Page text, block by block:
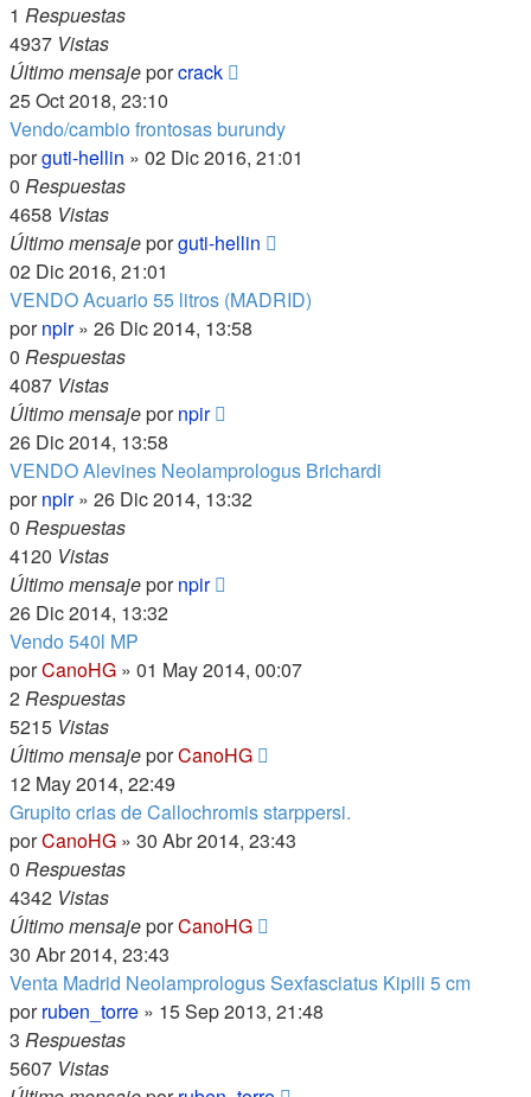
1 Respuestas
4937 Vistas
Último mensajeporcrack
25 Oct 2018, 23:10
Vendo/cambio frontosas burundy
porguti-hellin » 02 Dic 2016, 21:01
0 Respuestas
4658 Vistas
Último mensajeporguti-hellin
02 Dic 2016, 21:01
VENDO Acuario 55 litros (MADRID)
pornpir» 26 Dic 2014, 13:58
0 Respuestas
4087 Vistas
Último mensajepornpir
26 Dic 2014, 13:58
VENDO Alevines Neolamprologus Brichardi
pornpir» 26 Dic 2014, 13:32
0 Respuestas
4120 Vistas
Último mensajepornpir
26 Dic 2014, 13:32
Vendo 540l MP
porCanoHG » 01 May 2014, 00:07
2Respuestas
5215 Vistas
Último mensajeporCanoHG
12 May 2014, 22:49
Grupito crias de Callochromis starppersi.
porCanoHG » 30 Abr 2014, 23:43
0 Respuestas
4342 Vistas
Último mensajeporCanoHG
30 Abr 2014, 23:43
Venta Madrid Neolamprologus Sexfasciatus Kipili 5 cm
porruben_torre » 15 Sep 2013, 21:48
3 Respuestas
5607 Vistas